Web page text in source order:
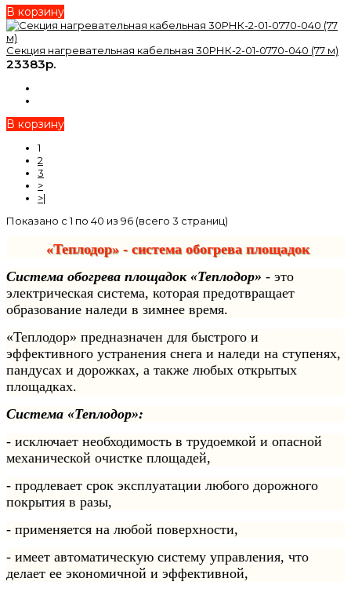
В корзину
Секция нагревательная кабельная 30РНК-2-01-0770-040 (77 м)
23383р.
В корзину
1
2
3
>
>|
Показано с 1 по 40 из 96 (всего 3 страниц)
«Теплодор» - система обогрева площадок
Система обогрева площадок «Теплодор» - это
электрическая система, которая предотвращает
образование наледи в зимнее время.
«Теплодор» предназначен для быстрого и
эффективного устранения снега и наледи на ступенях,
пандусах и дорожках, а также любых открытых
площадках.
Система «Теплодор»:
- исключает необходимость в трудоемкой и опасной
механической очистке площадей,
- продлевает срок эксплуатации любого дорожного
покрытия в разы,
- применяется на любой поверхности,
- имеет автоматическую систему управления, что
делает ее экономичной и эффективной,